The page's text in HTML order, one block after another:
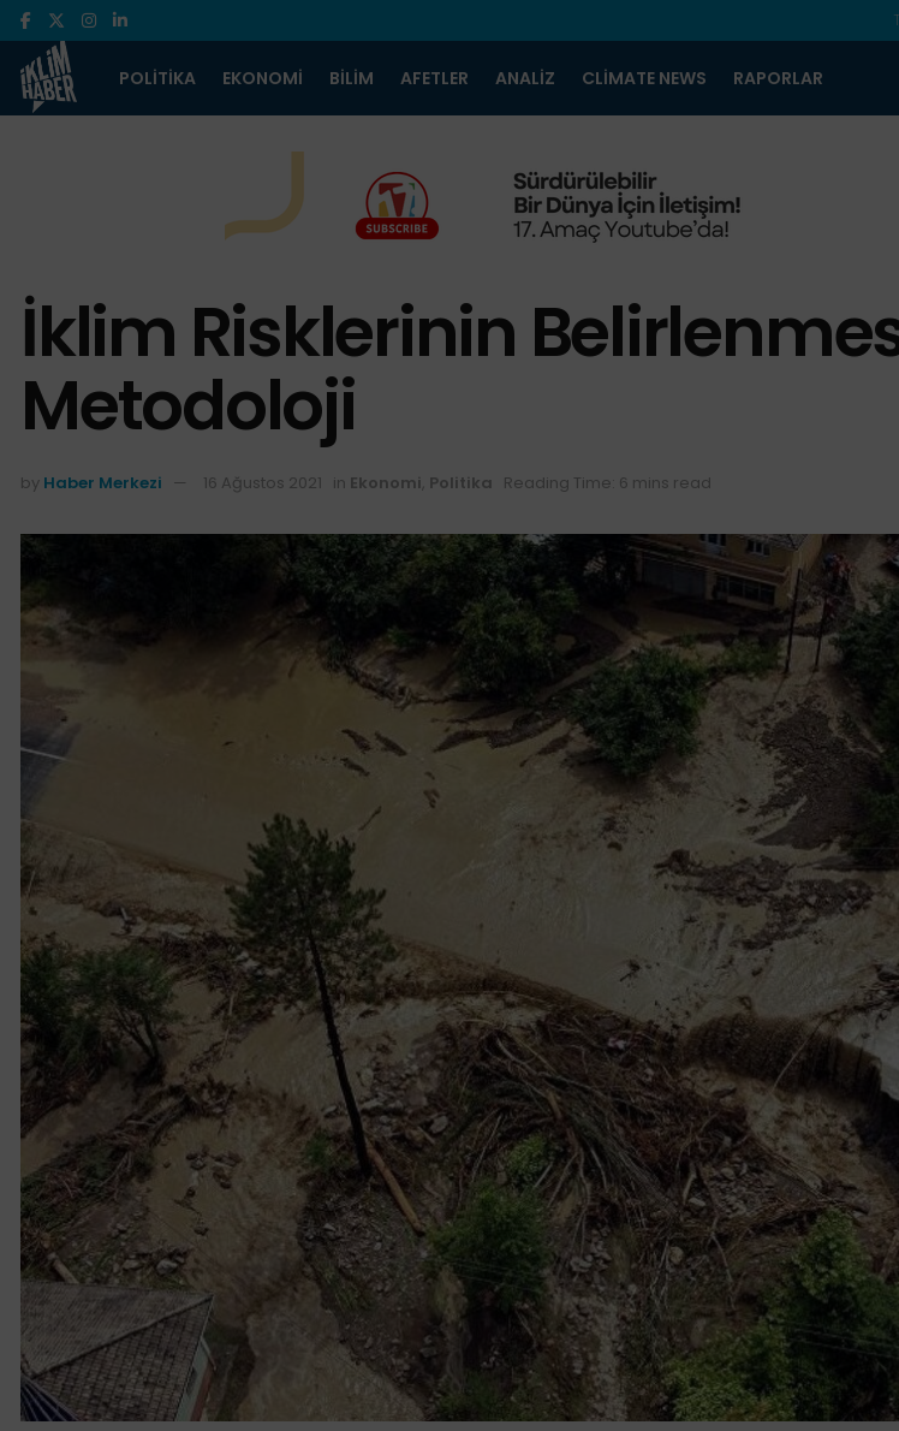
POLITIKA EKONOMI BILIM AFETLER ANALIZ CLIMATE NEWS RAPORLAR
İklim Risklerinin
Metodoloji
by Haber Merkezi 16 Ağustos 2021 in Ekonomi Politika Reading Time: 6 mins read